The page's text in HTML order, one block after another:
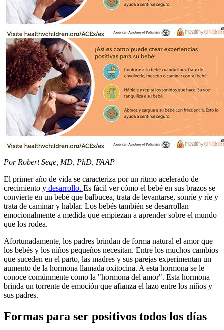
​Por Robert Sege, MD, PhD, FAAP
El primer año de vida se caracteriza por un ritmo acelerado de
crecimiento y desarrollo. Es fácil ver cómo el bebé en sus brazos se
convierte en un bebé que balbucea, trata de levantarse, sonríe y ríe y
trata de caminar y hablar. Los bebés también se desarrollan
emocionalmente a medida que empiezan a aprender sobre el mundo
que los rodea.
Afortunadamente, los padres brindan de forma natural el amor que
los bebés y los niños pequeños necesitan. Entre los muchos cambios
que suceden en el parto, las madres y sus parejas experimentan un
aumento de la hormona llamada oxitocina. A esta hormona se le
conoce comúnmente como la "hormona del amor". Esta hormona
brinda un torrente de emoción que afianza el lazo entre los niños y
sus padres.
Formas para ser positivos todos los días